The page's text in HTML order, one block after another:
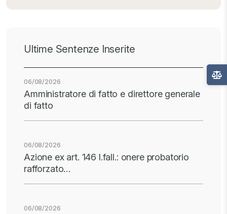
Ultime Sentenze Inserite
06/08/2026
Amministratore di fatto e direttore generale
di fatto
06/08/2026
Azione ex art. 146 l.fall.: onere probatorio
rafforzato…
06/08/2026